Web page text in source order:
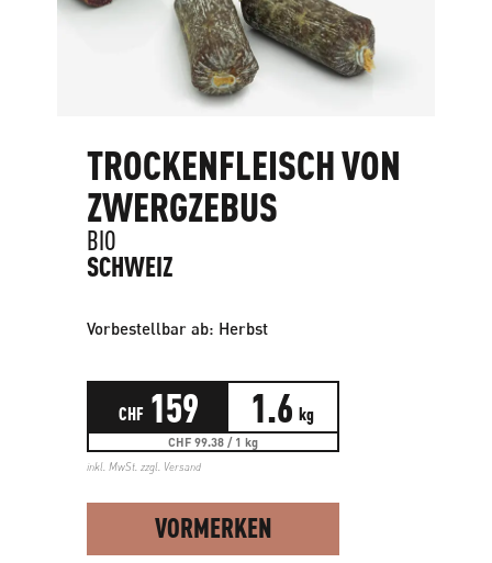
TROCKENFLEISCH VON
ZWERGZEBUS
BIO
SCHWEIZ
Vorbestellbar ab: Herbst
CHF 159 1.6 kg
CHF 99.38 / 1 kg
inkl. MwSt. zzgl. Versand
VORMERKEN